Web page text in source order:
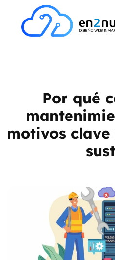
Por qué
motivos